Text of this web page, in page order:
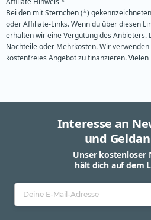
Bei den mit Sternchen (*)
oder Affiliate-Links. Wenn du über diesen
erhalten wir eine Vergütung des Anbieters.
Nachteile oder Mehrkosten. Wir
kostenfreies Angebot zu finanzieren.
Interesse an
und
Unser kostenloser
hält dich auf dem